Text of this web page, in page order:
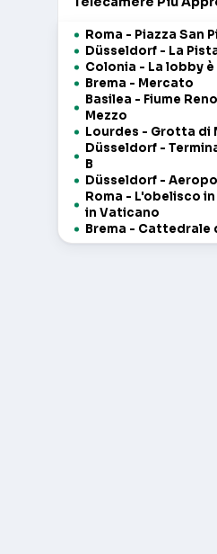
Roma - Piazza San
Düsseldorf - La
Colonia - La lobby
Brema - Mercato
Basilea - Fiume
Mezzo
Lourdes - Grotta di
Düsseldorf -
B
Düsseldorf -
Roma - L'obelisco
in Vaticano
Brema - Cattedrale